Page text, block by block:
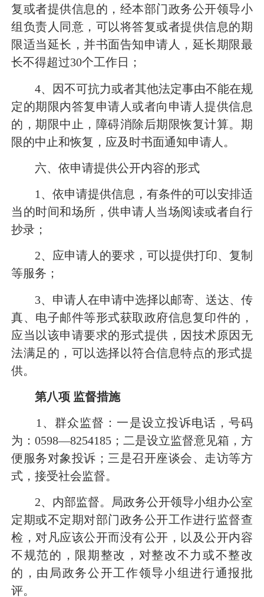
复或者提供信息的，经本部门政务公开领导小
组负责人同意，可以将答复或者提供信息的期
限适当延长，并书面告知申请人，延长期限最
长不得超过30个工作日；
4、因不可抗力或者其他法定事由不能在规
定的期限内答复申请人或者向申请人提供信息
的，期限中止，障碍消除后期限恢复计算。期
限的中止和恢复，应及时书面通知申请人。
六、依申请提供公开内容的形式
1 、依申请提供信息，有条件的可以安排适
当的时间和场所，供申请人当场阅读或者自行
抄录；
2、应申请人的要求，可以提供打印、复制
等服务；
3、申请人在申请中选择以邮寄、送达、传
真、电子邮件等形式获取政府信息复印件的，
应当以该申请要求的形式提供，因技术原因无
法满足的，可以选择以符合信息特点的形式提
供。
第八项 监督措施
1 、群众监督：一是设立投诉电话，号码
为： 0598—8254185 ；二是设立监督意见箱，方
便服务对象投诉；三是召开座谈会、走访等方
式，接受社会监督。
2、内部监督。局政务公开领导小组办公室
定期或不定期对部门政务公开工作进行监督查
检，对凡应该公开而没有公开，以及公开内容
不规范的，限期整改，对整改不力或不整改
的，由局政务公开工作领导小组进行通报批
评。